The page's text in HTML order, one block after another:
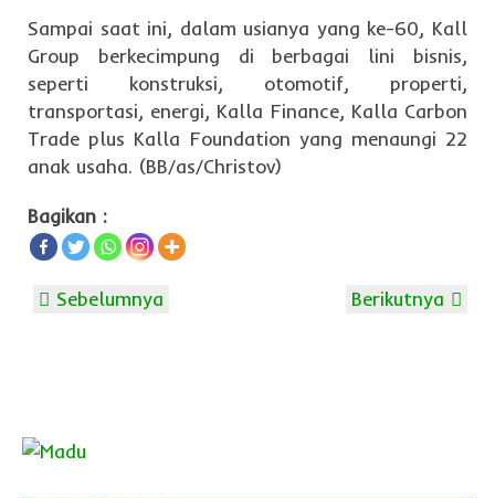
Sampai saat ini, dalam usianya yang ke-60, Kall
Group berkecimpung di berbagai lini bisnis,
seperti konstruksi, otomotif, properti,
transportasi, energi, Kalla Finance, Kalla Carbon
Trade plus Kalla Foundation yang menaungi 22
anak usaha. (BB/as/Christov)
Bagikan :
Berikutnya
Sebelumnya